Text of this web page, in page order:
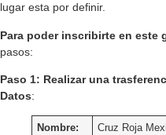
lugar esta por definir.
Para poder inscribirte en este
pasos:
Paso 1: Realizar una
Datos:
Nombre: Cruz Roja